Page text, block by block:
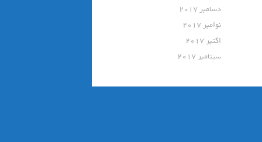
دسامبر 2017
نوامبر 2017
اکتبر 2017
سپتامبر 2017